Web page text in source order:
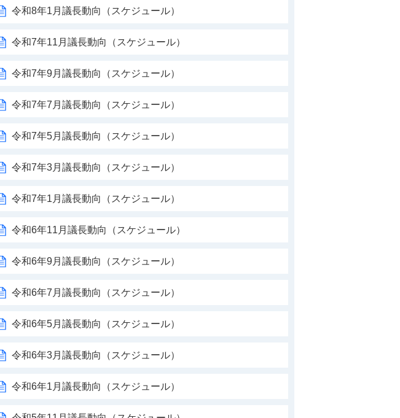
令和8年1月議長動向（スケジュール）
令和7年11月議長動向（スケジュール）
令和7年9月議長動向（スケジュール）
令和7年7月議長動向（スケジュール）
令和7年5月議長動向（スケジュール）
令和7年3月議長動向（スケジュール）
令和7年1月議長動向（スケジュール）
令和6年11月議長動向（スケジュール）
令和6年9月議長動向（スケジュール）
令和6年7月議長動向（スケジュール）
令和6年5月議長動向（スケジュール）
令和6年3月議長動向（スケジュール）
令和6年1月議長動向（スケジュール）